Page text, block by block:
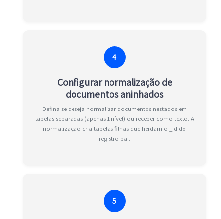
4
Configurar normalização de
documentos aninhados
Defina se deseja normalizar documentos nestados em
tabelas separadas (apenas 1 nível) ou receber como texto. A
normalização cria tabelas filhas que herdam o _id do
registro pai.
5